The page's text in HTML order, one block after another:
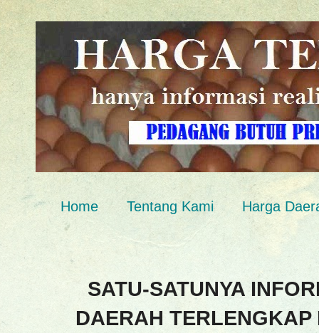
Home Tentang Kami Harga
SATU-SATUNYA
DAERAH TERLENGKAP